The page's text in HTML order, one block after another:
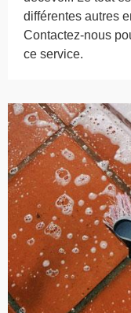
différentes autres
Contactez-nous
ce service.